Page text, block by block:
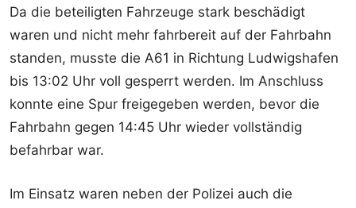
Da die beteiligten Fahrzeuge stark beschädigt
waren und nicht mehr fahrbereit auf der Fahrbahn
standen, musste die A61 in Richtung Ludwigshafen
bis 13:02 Uhr voll gesperrt werden. Im Anschluss
konnte eine Spur freigegeben werden, bevor die
Fahrbahn gegen 14:45 Uhr wieder vollständig
befahrbar war.
Im Einsatz waren neben der Polizei auch die